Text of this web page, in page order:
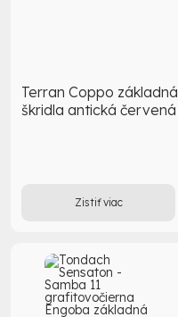
Terran Coppo základná
škridla antická červená
Zistiť viac